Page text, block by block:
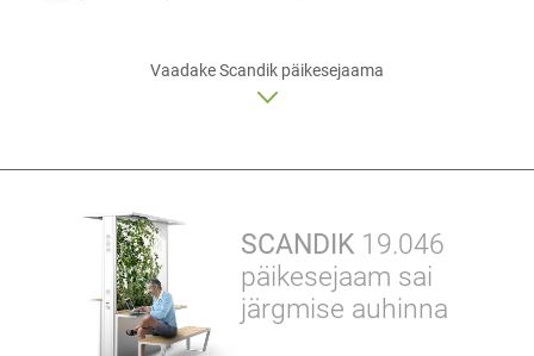
Vaadake Scandik päikesejaama
SCANDIK 19.046
päikesejaam sai
järgmise auhinna